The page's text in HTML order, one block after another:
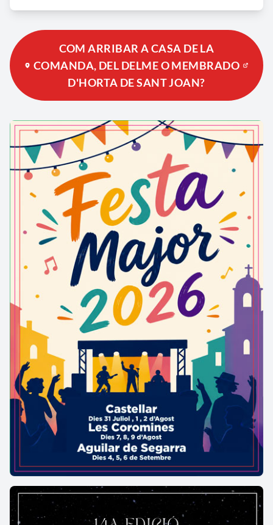
COM ARRIBAR A CASA DE LA
COMANDA, DEL DELME O MEMBRADO
D'HORTA DE SANT JOAN?